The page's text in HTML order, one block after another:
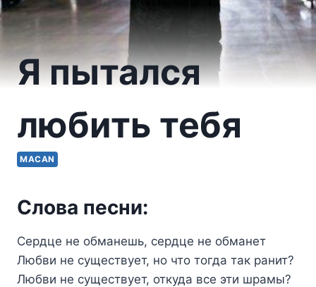
Я пытался
любить тебя
MACAN
Слова песни:
Сердце не обманешь, сердце не обманет
Любви не существует, но что тогда так ранит?
Любви не существует, откуда все эти шрамы?